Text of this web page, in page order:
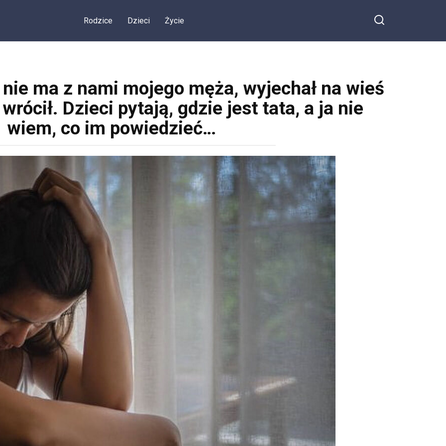
Rodzice Dzieci Życie
ma z nami mojego męża, wyjechał na wieś
Dzieci pytają, gdzie jest tata, a ja nie
wiem, co im powiedzieć…